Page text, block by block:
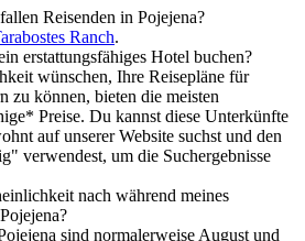
Reisenden in Pojejena?
Ranch.
erstattungsfähiges Hotel buchen?
wünschen, Ihre Reisepläne für
zu können, bieten die meisten
Preise. Du kannst diese Unterkünfte
auf unserer Website suchst und den
verwendest, um die Suchergebnisse
nach während meines
sind normalerweise August und